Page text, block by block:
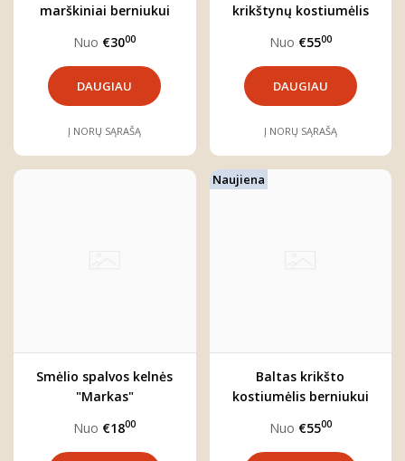
marškiniai berniukui
Nuo €3000
DAUGIAU
Į NORŲ SĄRAŠĄ
krikštynų kostiumėlis
marškiniais
Nuo €5500
DAUGIAU
Į NORŲ SĄRAŠĄ
Smėlio spalvos kelnės
"Markas"
Nuo €1800
Naujiena
Baltas krikšto
kostiumėlis berniukui
Nuo €5500